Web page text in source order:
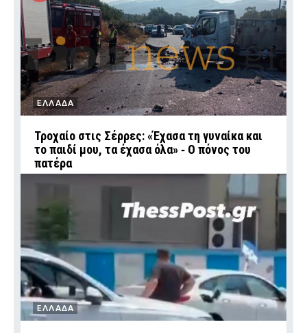
ΕΛΛΑΔΑ
Τροχαίο στις Σέρρες: «Έχασα τη γυναίκα και
το παιδί μου, τα έχασα όλα» ‑ Ο πόνος του
πατέρα
ΕΛΛΑΔΑ